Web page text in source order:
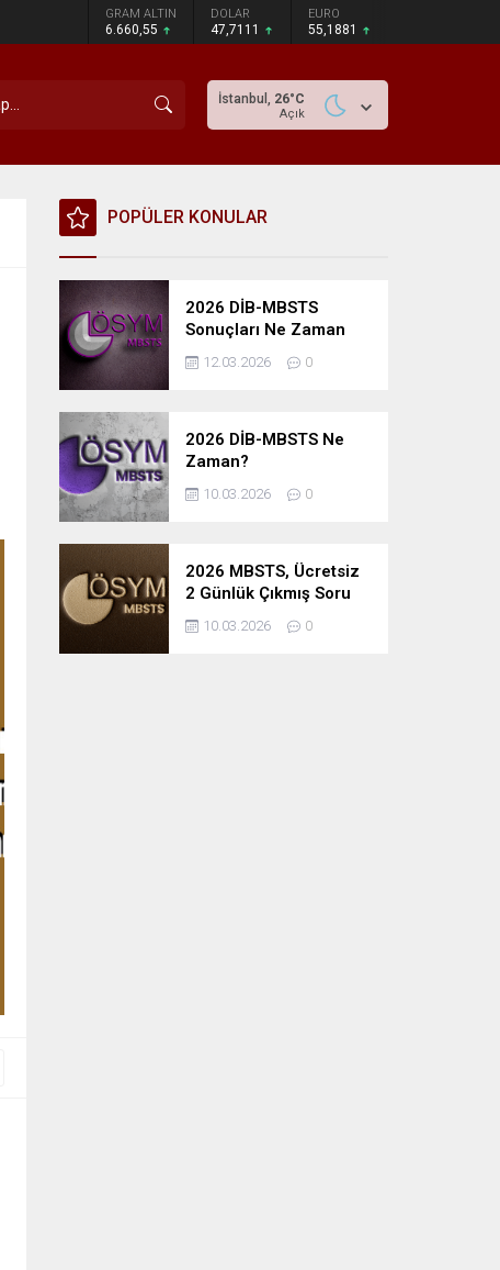
GRAM ALTIN
6.660,55
DOLAR
47,7111
EURO
55,1881
İstanbul, 26°C
Açık
POPÜLER KONULAR
2026 DİB-MBSTS
Sonuçları Ne Zaman
Açıklanacak?
12.03.2026 0
2026 DİB-MBSTS Ne
Zaman?
10.03.2026 0
2026 MBSTS, Ücretsiz
2 Günlük Çıkmış Soru
Çözüm Kampı
10.03.2026 0